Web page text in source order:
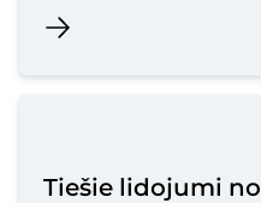
Tiešie lidojumi no